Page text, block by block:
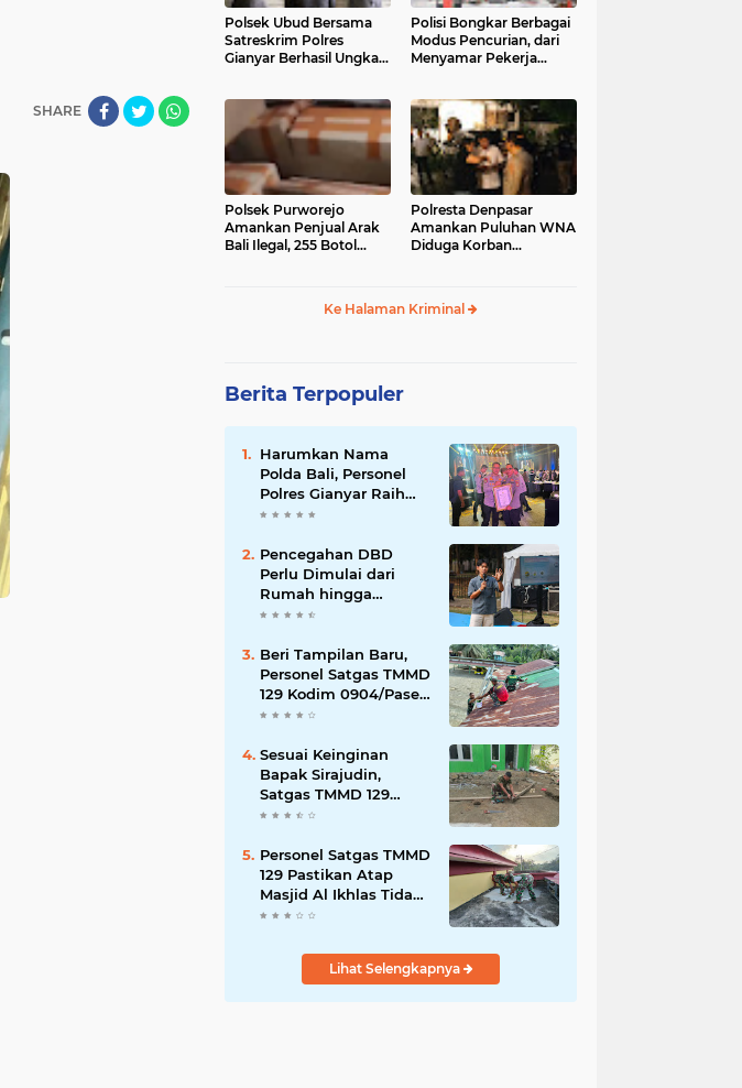
SHARE
Polsek Ubud Bersama
Satreskrim Polres
Gianyar Berhasil Ungkap
Polisi Bongkar Berbagai
Modus Pencurian, dari
Menyamar Pekerja
Polsek Purworejo
Amankan Penjual Arak
Bali Ilegal, 255 Botol
Polresta Denpasar
Amankan Puluhan WNA
Diduga Korban
Ke Halaman Kriminal
Berita Terpopuler
Harumkan Nama
Polda Bali, Personel
Polres Gianyar Raih
Penghargaan
Pencegahan DBD
Perlu Dimulai dari
Rumah hingga
Lingkungan Sekolah
Beri Tampilan Baru,
Personel Satgas TMMD
129 Kodim 0904/Paser
Cat Atap Rumah
Sesuai Keinginan
Bapak Sirajudin,
Satgas TMMD 129
Ubah Tampilan
Personel Satgas TMMD
129 Pastikan Atap
Masjid Al Ikhlas Tidak
Bocor Lagi
Lihat Selengkapnya